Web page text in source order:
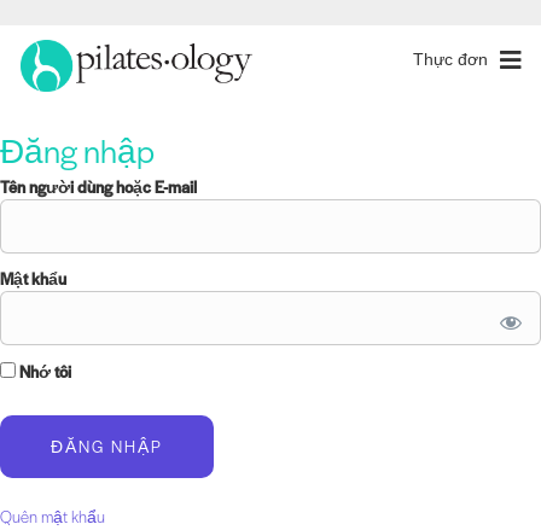
Thực đơn
Đăng nhập
Tên người dùng hoặc E-mail
Mật khẩu
Nhớ tôi
Quên mật khẩu